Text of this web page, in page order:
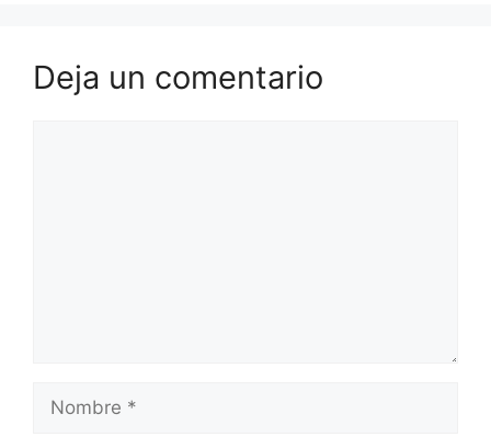
Deja un comentario